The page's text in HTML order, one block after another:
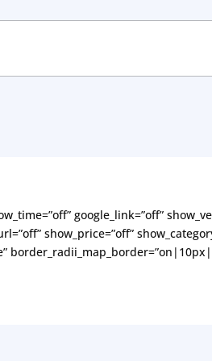
y
l
google_link=”off”
show_price=”off”